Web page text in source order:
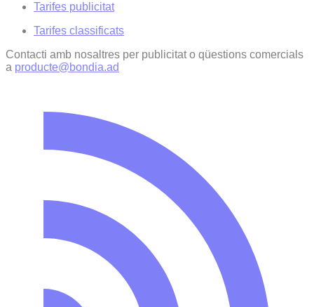
Tarifes publicitat
Tarifes classificats
Contacti amb nosaltres per publicitat o qüestions comercials
a producte@bondia.ad